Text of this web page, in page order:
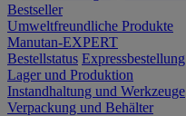
Bestseller
Umweltfreundliche Produkte
Manutan-EXPERT
Bestellstatus Expressbestellung
Lager und Produktion
Instandhaltung und Werkzeuge
Verpackung und Behälter